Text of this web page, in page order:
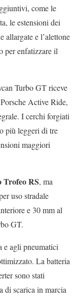
come le
le estensioni dei
allargate e l’alettone
per enfatizzare il
Turbo GT riceve
Active Ride,
I cerchi forgiati
più leggeri di tre
maggiori
Trofeo RS, ma
uso stradale
e 30 mm al
GT.
e agli pneumatici
La batteria
sono stati
di scarica in marcia